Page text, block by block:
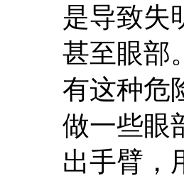
是导致失
甚至眼部
有这种危
做一些眼
出手臂，